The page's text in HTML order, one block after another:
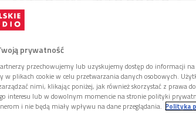
etnografka Barbara
Boże Ciała, w których
tylko uroczysta procesja. Jakie?
prywatność
przechowujemy lub uzyskujemy dostęp do informacji
w plikach cookie w celu przetwarzania danych osobowych.
nimi, klikając poniżej, jak również skorzystać z prawa
interesu lub w dowolnym momencie na stronie polityki
i nie będą miały wpływu na dane przeglądania. Polityka